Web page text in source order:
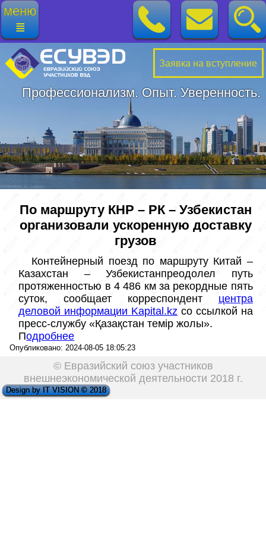
меню
≣
Профессионализм. Опыт. Уверенность.
Заявка на вступление
По маршруту КНР – РК – Узбекистан
организовали ускоренную доставку
грузов
Казахстан – Узбекистанпреодолел путь
протяженностью в 4 486 км за рекордные пять
суток, сообщает корреспондент центра
деловой информации Kapital.kz со ссылкой на
пресс-службу «Қазақстан темір жолы».
Подробнее
Опубликовано: 2024-08-05 18:05:23
© Евразийский союз участников
внешнеэкономической деятельности 2018 г.
Design by IT VISION © 2018